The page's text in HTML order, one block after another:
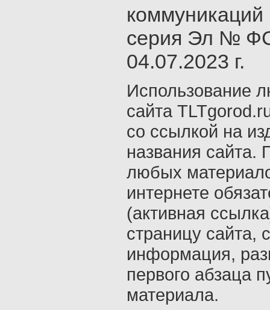
серия Эл №
04.07.2023 г.
Использование
сайта
со ссылкой на
названия сайта.
любых
интернете
(активная
страницу сайта,
информация,
первого абзаца
материала.